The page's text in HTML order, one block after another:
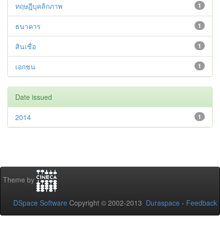
1
ทฤษฎีบุคลิกภาพ
1
ธนาคาร
1
สินเชื่อ
1
เอกชน
Date issued
1
2014
Theme by
DSpace Software Copyright © 2002-2013 Duraspace - Feedback